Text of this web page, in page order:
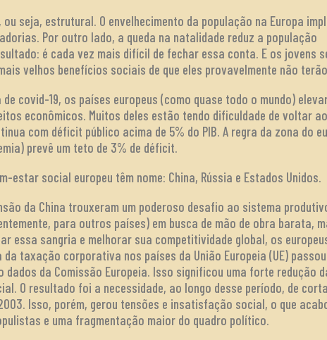
seja, estrutural. O envelhecimento da população na Europa
Por outro lado, a queda na natalidade reduz a população
é cada vez mais difícil de fechar essa conta. E os jovens
velhos benefícios sociais de que eles provavelmente não
covid-19, os países europeus (como quase todo o mundo)
econômicos. Muitos deles estão tendo dificuldade de voltar
com déficit público acima de 5% do PIB. A regra da zona do
prevê um teto de 3% de déficit.
social europeu têm nome: China, Rússia e Estados Unidos.
da China trouxeram um poderoso desafio ao sistema
para outros países) em busca de mão de obra barata,
essa sangria e melhorar sua competitividade global, os
taxação corporativa nos países da União Europeia (UE)
dados da Comissão Europeia. Isso significou uma forte redução
O resultado foi a necessidade, ao longo desse período, de
Isso, porém, gerou tensões e insatisfação social, o que
e uma fragmentação maior do quadro político.